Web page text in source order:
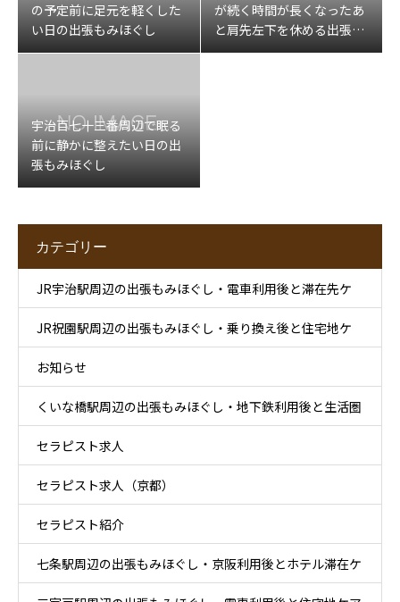
の予定前に足元を軽くした
い日の出張もみほぐし
が続く時間が長くなったあ
と肩先左下を休める出張マ
ッサージ
宇治百七十三番周辺で眠る
前に静かに整えたい日の出
張もみほぐし
カテゴリー
JR宇治駅周辺の出張もみほぐし・電車利用後と滞在先ケ
ア
JR祝園駅周辺の出張もみほぐし・乗り換え後と住宅地ケ
ア
お知らせ
くいな橋駅周辺の出張もみほぐし・地下鉄利用後と生活圏
ケア
セラピスト求人
セラピスト求人（京都）
セラピスト紹介
七条駅周辺の出張もみほぐし・京阪利用後とホテル滞在ケ